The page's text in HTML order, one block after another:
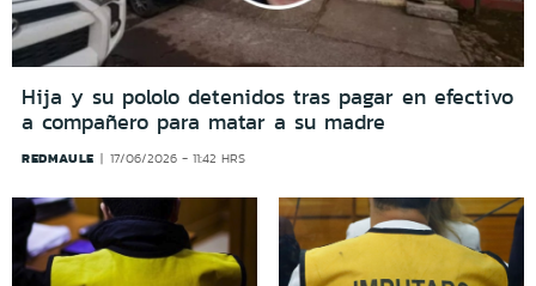
Hija y su pololo detenidos tras pagar en efectivo
a compañero para matar a su madre
REDMAULE 17/06/2026 - 11:42 HRS